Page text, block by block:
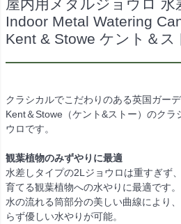
屋内用メタルジョウロ 水
Indoor Metal Watering
Kent & Stowe ケント＆ス
クラシカルでこだわりのある英国ガー
Kent＆Stowe（ケント&ストー）のクラ
ウロです。
観葉植物のみずやりに最適
水差しタイプの2Lジョウロは重すぎず
育てる観葉植物への水やりに最適です。
水の流れる筒部分の美しい曲線により
らず優しい水やりが可能。